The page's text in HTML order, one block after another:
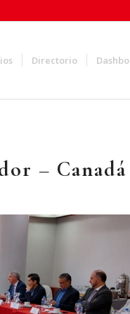
Directorio
– Canadá